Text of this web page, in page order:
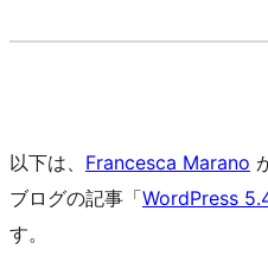
以下は、 Francesca Marano
ブログの記事「WordPress
す。